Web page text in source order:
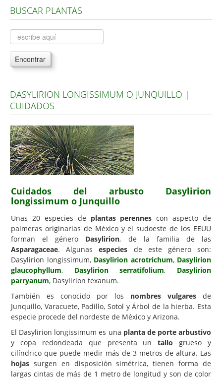
Árboles, Cicas y Palmeras de la G a la Z
Plantas Anuales y Perennes
Plantas Bulbosas y Acuáticas
Plantas de Interior
Plantas Aromáticas y de Huerto
Plantas Carnívoras y Orquídeas
Consejos
Hemisferio Norte
Hemisferio Sur
Enfermedades
Animales
Hongos
Carencias
Fotos
Flores y Plantas
Arbustos y Trepadoras
BUSCAR PLANTAS
Encontrar
DASYLIRION LONGISSIMUM O JUNQUILLO |
CUIDADOS
Cuidados del arbusto Dasylirion
longissimum o Junquillo
Unas 20 especies de plantas perennes con aspecto de
palmeras originarias de México y el sudoeste de los EEUU
forman el género Dasylirion, de la familia de las
Asparagaceae. Algunasespecies de este género son:
Dasylirion longissimum, Dasylirion acrotrichum, Dasylirion
glaucophyllum, Dasylirion serratifolium, Dasylirion
parryanum, Dasylirion texanum.
También es conocido por los nombres vulgares de
Junquillo, Varacuete, Padillo, Sotol y Árbol de la hierba. Esta
especie procede del nordeste de México y Arizona.
El Dasylirion longissimum es una planta de porte arbustivo
y copa redondeada que presenta untallo grueso y
cilíndrico que puede medir más de 3 metros de altura. Las
hojas surgen en disposición simétrica, tienen forma de
largas cintas de más de 1 metro de longitud y son de color